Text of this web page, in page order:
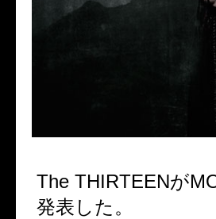
The THIRTEENが
発表した。